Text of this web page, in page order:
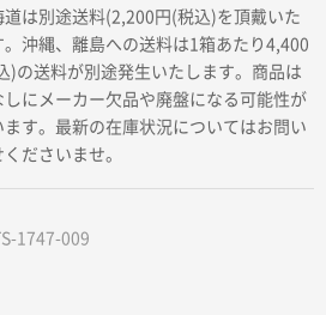
は別途送料(2,200円(税込)を頂戴いた
。沖縄、離島への送料は1箱あたり4,400
)の送料が別途発生いたします。商品は
しにメーカー欠品や廃盤になる可能性が
ます。最新の在庫状況についてはお問い
ださいませ。
1747-009